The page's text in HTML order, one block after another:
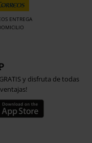
ENTREGA
y disfruta de todas